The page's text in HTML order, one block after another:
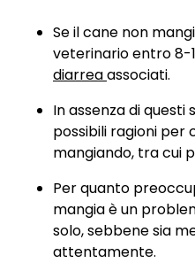
Se il cane non
veterinario entro 8-
diarreaassociati.
In assenza di questi
possibili ragioni per
mangiando, tra cui
Per quanto
mangia è un
solo, sebbene sia
attentamente.